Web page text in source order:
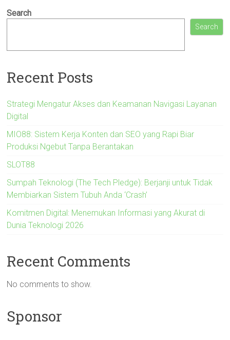
Search
Search
Recent Posts
Strategi Mengatur Akses dan Keamanan Navigasi Layanan
Digital
MIO88: Sistem Kerja Konten dan SEO yang Rapi Biar
Produksi Ngebut Tanpa Berantakan
SLOT88
Sumpah Teknologi (The Tech Pledge): Berjanji untuk Tidak
Membiarkan Sistem Tubuh Anda ‘Crash’
Komitmen Digital: Menemukan Informasi yang Akurat di
Dunia Teknologi 2026
Recent Comments
No comments to show.
Sponsor